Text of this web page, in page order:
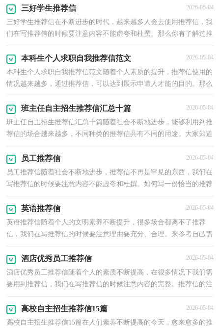
三好学生推荐信 2026-05-04
三好学生推荐信在不断进步的时代，越来越多人会去使用推荐信，我
们在写推荐信的时候要注意内容不能虚夸和杜撰。那么你有了解过推
本科生个人求职自我推荐信范文 2026-05-04
本科生个人求职自我推荐信范文随着个人素质的提升，推荐信使用的
情况越来越多，通过推荐信，可以达到展示申请人才能的目的。那么
班主任自主招生推荐信汇总十篇 2026-05-04
班主任自主招生推荐信汇总十篇随着社会不断地进步，能够利用到推
荐信的场合越来越多，不同种类的推荐信具有不同的用途。大家知道
员工推荐信 2026-05-04
员工推荐信随着社会不断地进步，推荐信不再是罕见的东西，我们在
写推荐信的时候要注意内容不能虚夸和杜撰。如何写一份恰当的推荐
英语推荐信 2026-05-04
英语推荐信随着个人的文明素养不断提升，很多场合都离不了推荐
信，我们在写推荐信的时候要注意理由要充分、合理。来参考自己需
酒店优秀员工推荐信 2026-05-04
酒店优秀员工推荐信随着个人的素质不断提高，在很多情况下我们需
要用到推荐信，我们在写推荐信的时候注意内容的完整。推荐信的注
高校自主招生推荐信15篇 2026-05-04
高校自主招生推荐信15篇在人们素养不断提高的今天，愈来愈多的推